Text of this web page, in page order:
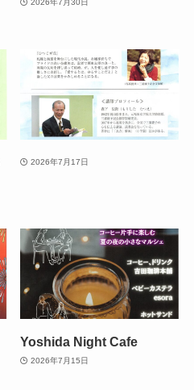
2026年7月30日
2026年7月17日
Yoshida Night Cafe
2026年7月15日